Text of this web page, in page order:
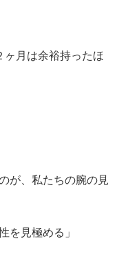
月は余裕持ったほ
が、私たちの腕の見
を見極める」